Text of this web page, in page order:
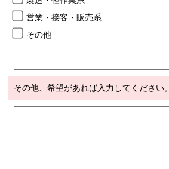
営業・接客・販売系
その他
その他、希望があれば入力してください。